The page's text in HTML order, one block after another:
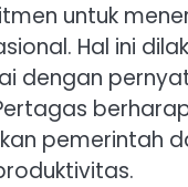
untuk
Hal ini
dengan
pemerintah